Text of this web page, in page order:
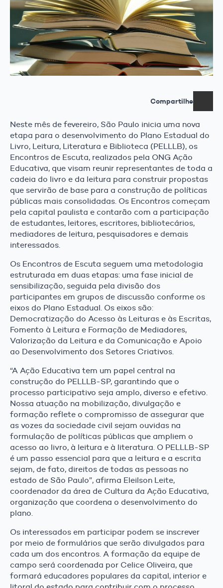
Compartilhe
Neste mês de fevereiro, São Paulo inicia uma nova
etapa para o desenvolvimento do Plano Estadual do
Livro, Leitura, Literatura e Biblioteca (PELLLB), os
Encontros de Escuta, realizados pela ONG Ação
Educativa, que visam reunir representantes de toda a
cadeia do livro e da leitura para construir propostas
que servirão de base para a construção de políticas
públicas mais consolidadas. Os Encontros começam
pela capital paulista e contarão com a participação
de estudantes, leitores, escritores, bibliotecários,
mediadores de leitura, pesquisadores e demais
interessados.
Os Encontros de Escuta seguem uma metodologia
estruturada em duas etapas: uma fase inicial de
sensibilização, seguida pela divisão dos
participantes em grupos de discussão conforme os
eixos do Plano Estadual. Os eixos são:
Democratização do Acesso às Leituras e às Escritas,
Fomento à Leitura e Formação de Mediadores,
Valorização da Leitura e da Comunicação e Apoio
ao Desenvolvimento dos Setores Criativos.
“A Ação Educativa tem um papel central na
construção do PELLLB-SP, garantindo que o
processo participativo seja amplo, diverso e efetivo.
Nossa atuação na mobilização, divulgação e
formação reflete o compromisso de assegurar que
as vozes da sociedade civil sejam ouvidas na
formulação de políticas públicas que ampliem o
acesso ao livro, à leitura e à literatura. O PELLLB-SP
é um passo essencial para que a leitura e a escrita
sejam, de fato, direitos de todas as pessoas no
estado de São Paulo”, afirma Eleilson Leite,
coordenador da área de Cultura da Ação Educativa,
organização que coordena o desenvolvimento do
plano.
Os interessados em participar podem se inscrever
por meio de formulários que serão divulgados para
cada um dos encontros. A formação da equipe de
campo será coordenada por Celice Oliveira, que
formará educadores populares da capital, interior e